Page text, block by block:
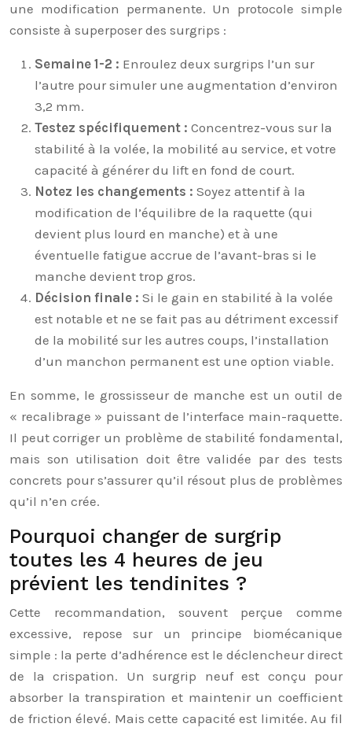
une modification permanente. Un protocole simple
consiste à superposer des surgrips :
Semaine 1-2 : Enroulez deux surgrips l’un sur
l’autre pour simuler une augmentation d’environ
3,2 mm.
Testez spécifiquement : Concentrez-vous sur la
stabilité à la volée, la mobilité au service, et votre
capacité à générer du lift en fond de court.
Notez les changements : Soyez attentif à la
modification de l’équilibre de la raquette (qui
devient plus lourd en manche) et à une
éventuelle fatigue accrue de l’avant-bras si le
manche devient trop gros.
Décision finale : Si le gain en stabilité à la volée
est notable et ne se fait pas au détriment excessif
de la mobilité sur les autres coups, l’installation
d’un manchon permanent est une option viable.
En somme, le grossisseur de manche est un outil de
« recalibrage » puissant de l’interface main-raquette.
Il peut corriger un problème de stabilité fondamental,
mais son utilisation doit être validée par des tests
concrets pour s’assurer qu’il résout plus de problèmes
qu’il n’en crée.
Pourquoi changer de surgrip
toutes les 4 heures de jeu
prévient les tendinites ?
Cette recommandation, souvent perçue comme
excessive, repose sur un principe biomécanique
simple : la perte d’adhérence est le déclencheur direct
de la crispation. Un surgrip neuf est conçu pour
absorber la transpiration et maintenir un coefficient
de friction élevé. Mais cette capacité est limitée. Au fil